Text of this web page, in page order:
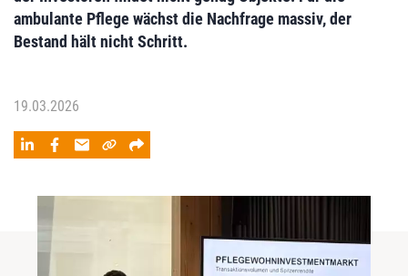
ambulante Pflege wächst die Nachfrage massiv, der
Bestand hält nicht Schritt.
19.03.2026